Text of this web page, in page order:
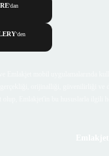
'dan
'den